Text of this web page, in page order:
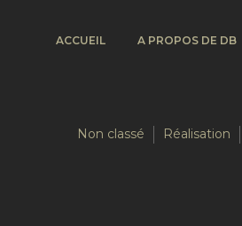
ACCUEIL A PROPOS DE DB
Non classé Réalisation